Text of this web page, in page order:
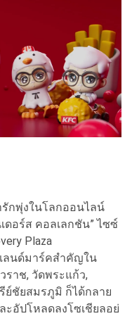
กพุ่งในโลกออนไลน์
ดอร์ส คอลเลกชัน” ไซซ์
Plaza
ลนด์มาร์คสำคัญใน
ราช, วัดพระแก้ว,
ย์ชัยสมรภูมิ ก็ได้กลาย
ะอัปโหลดลงโซเชียลอย่